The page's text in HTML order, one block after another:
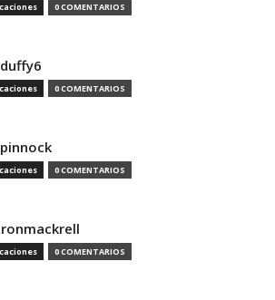
0 COMENTARIOS
0 COMENTARIOS
0 COMENTARIOS
0 COMENTARIOS